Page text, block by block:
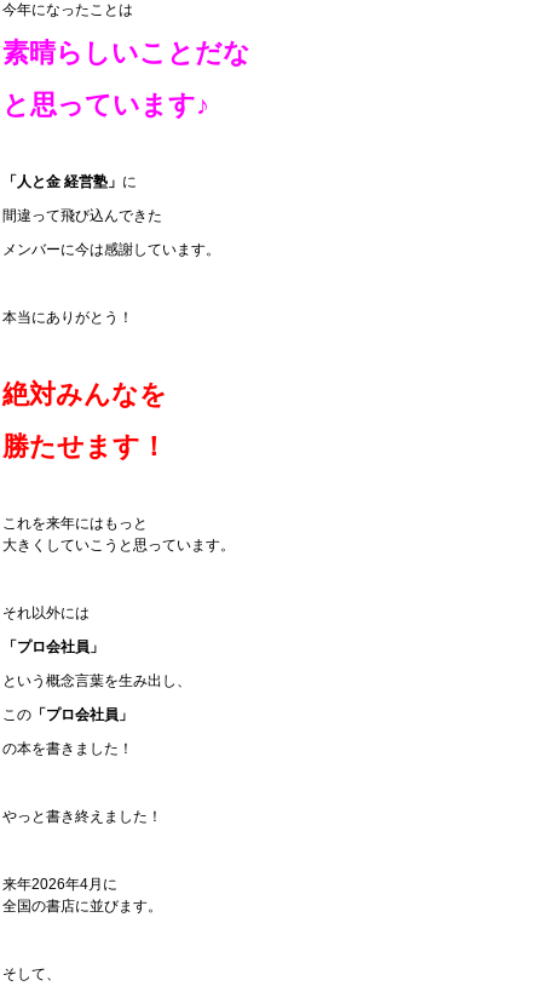
今年になったことは
素晴らしいことだな
と思っています♪
「人と金 経営塾」 に
間違って飛び込んできた
メンバーに今は感謝しています。
本当にありがとう！
絶対みんなを
勝たせます！
これを来年にはもっと
大きくしていこうと思っています。
それ以外には
「プロ会社員」
という概念言葉を生み出し、
この 「プロ会社員」
の本を書きました！
やっと書き終えました！
来年2026年4月に
全国の書店に並びます。
そして、